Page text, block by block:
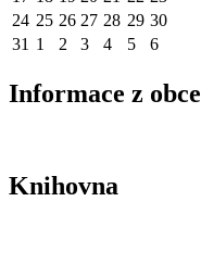
24 25 26 27 28 29 30
31 1 2 3 4 5 6
Informace z obce
Knihovna